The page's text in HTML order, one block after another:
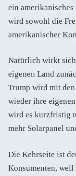
ein
wird sowohl die
amerikanischer
Natürlich wirkt
eigenen Land
Trump wird mit
wieder ihre
wird es kurzfristig
mehr Solarpanel
Die Kehrseite ist
Konsumenten, weil